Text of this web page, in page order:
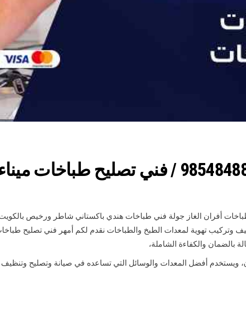
أفران الغاز جولة فني طباخات هندي باكستاني شاطر ورخيص
تهوية لمعدات الطبخ والطباخات نقدم لكم أمهر فني تصليح طباخات
بالضمان والكفاءة الشاملة،
ويستخدم أفضل المعدات والوسائل التي تساعده في صيانة وتصليح